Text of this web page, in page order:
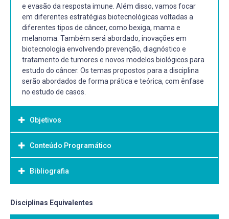
e evasão da resposta imune. Além disso, vamos focar
em diferentes estratégias biotecnológicas voltadas a
diferentes tipos de câncer, como bexiga, mama e
melanoma. Também será abordado, inovações em
biotecnologia envolvendo prevenção, diagnóstico e
tratamento de tumores e novos modelos biológicos para
estudo do câncer. Os temas propostos para a disciplina
serão abordados de forma prática e teórica, com ênfase
no estudo de casos.
Objetivos
Objetivo Geral:
xx
Conteúdo Programático
Aula Teóricas
1) Conceitos básicos em Oncologia Celular e Molecular
Bibliografia
Bibliografia Básica:
ALBERTS, Bruce. Biologia molecular da célula. 5. ed. -.
Disciplinas Equivalentes